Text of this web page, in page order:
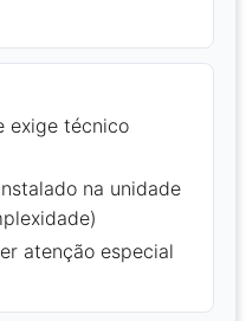
exige técnico
na unidade
atenção especial